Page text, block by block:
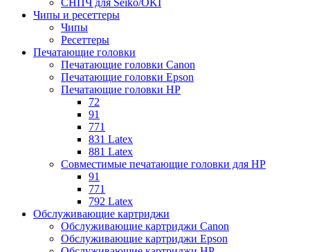
СНПЧ для Seiko/OKI
Чипы и ресеттеры
Чипы
Ресеттеры
Печатающие головки
Печатающие головки Canon
Печатающие головки Epson
Печатающие головки HP
72
91
771
831 Latex
881 Latex
Совместимые печатающие головки для HP
91
771
792 Latex
Обслуживающие картриджи
Обслуживающие картриджи Canon
Обслуживающие картриджи Epson